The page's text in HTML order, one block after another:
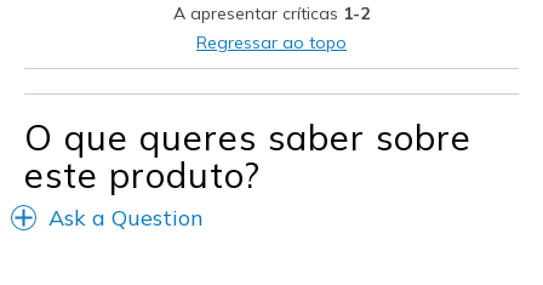
Melhores utilizações
Pilates
Width
Feels true to width
Sizing
Feels true to size
A apresentar críticas 1-2
Regressar ao topo
O que queres saber sobre
este produto?
Ask a Question